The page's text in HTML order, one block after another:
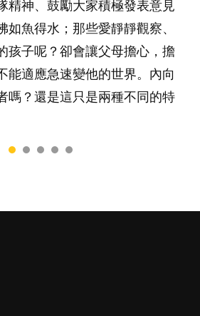
精神、鼓勵大家積極發表意見
如魚得水；那些愛靜靜觀察、
孩子呢？卻會讓父母擔心，擔
能適應急速變他的世界。內向
嗎？還是這只是兩種不同的特
生了孩子卻發現事情不如你所
如我們想像的簡單，卻也不
。一起來認識婚姻的真相！...
孩子感到混淆，到底誰是誰
說，解開語言學習的迷思～...
井有條。這樣的孩子是萬中無
，不能兼得？...
間，尚要處理家中雜項要
千百個任務要做。可惜，有
總被遺漏——關注自己的情緒